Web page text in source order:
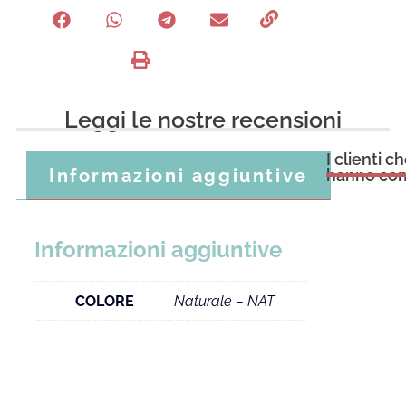
Leggi le nostre recensioni
Informazioni aggiuntive
Informazioni aggiuntive
COLORE Naturale – NAT
I clienti
hanno